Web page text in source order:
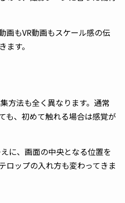
画もVR動画もスケール感の伝
す。
方法も全く異なります。通常
も、初めて触れる場合は感覚が
に、画面の中央となる位置を
ロップの入れ方も変わってきま